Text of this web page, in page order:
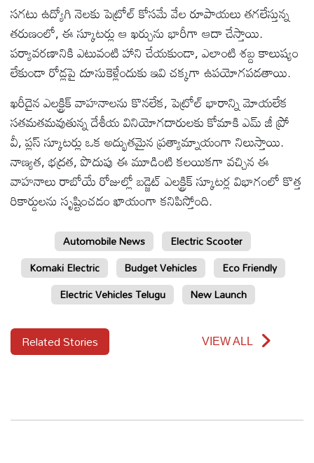
సగటు ఉద్యోగి నెలకు పెట్రోల్ కోసమే వేల రూపాయలు తగలేస్తున్న
తరుణంలో, ఈ స్కూటర్లు ఆ ఖర్చును భారీగా ఆదా చేస్తాయి.
పర్యావరణానికి ఎటువంటి హాని చేయకుండా, ఎలాంటి శబ్ద కాలుష్యం
లేకుండా రోడ్లపై దూసుకెళ్లేందుకు ఇవి చక్కగా ఉపయోగపడతాయి.
ఖరీదైన ఎలక్ట్రిక్ వాహనాలను కొనలేక, పెట్రోల్ భారాన్ని మోయలేక
సతమతమవుతున్న దేశీయ వినియోగదారులకు కోమాకి ఎమ్ జీ ప్రో
వీ, ప్లస్ స్కూటర్లు ఒక అద్భుతమైన ప్రత్యామ్నాయంగా నిలుస్తాయి.
నాణ్యత, భద్రత, పొదుపు ఈ మూడింటి కలయికగా వచ్చిన ఈ
వాహనాలు రాబోయే రోజుల్లో బడ్జెట్ ఎలక్ట్రిక్ స్కూటర్ల విభాగంలో కొత్త
రికార్డులను సృష్టించడం ఖాయంగా కనిపిస్తోంది.
Automobile News
Electric Scooter
Komaki Electric
Budget Vehicles
Eco Friendly
Electric Vehicles Telugu
New Launch
Related Stories VIEW ALL